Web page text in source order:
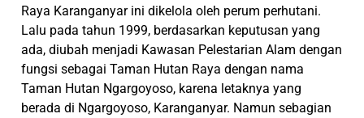
Raya Karanganyar ini dikelola oleh perum perhutani.
Lalu pada tahun 1999, berdasarkan keputusan yang
ada, diubah menjadi Kawasan Pelestarian Alam dengan
fungsi sebagai Taman Hutan Raya dengan nama
Taman Hutan Ngargoyoso, karena letaknya yang
berada di Ngargoyoso, Karanganyar. Namun sebagian